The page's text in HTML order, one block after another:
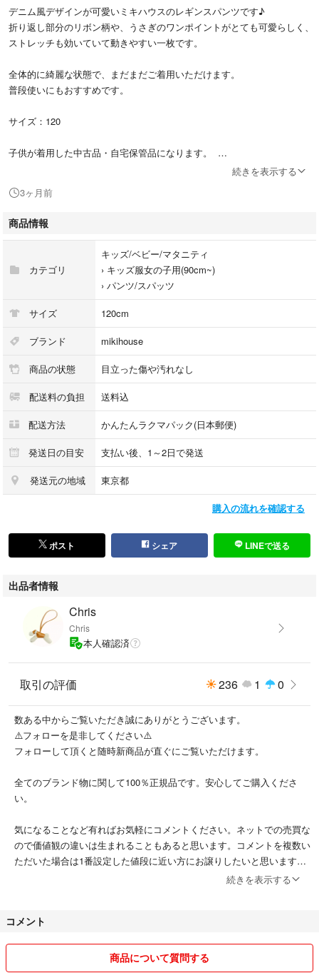
デニム風デザインが可愛いミキハウスのレギンスパンツです♪
折り返し部分のリボン柄や、うさぎのワンポイントがとても可愛らしく、
ストレッチも効いていて動きやすい一枚です。
全体的に綺麗な状態で、まだまだご着用いただけます。
普段使いにもおすすめです。
サイズ：120
子供が着用した中古品・自宅保管品になります。
素人検品のため、細かな見落とし等がある場合もございますので、ご理解
続きを表示する
3ヶ月前
商品情報
カテゴリ
キッズ/ベビー/マタニティ
› キッズ服女の子用(90cm~)
› パンツ/スパッツ
サイズ 120cm
ブランド mikihouse
商品の状態 目立った傷や汚れなし
配送料の負担 送料込
配送方法 かんたんラクマパック(日本郵便)
発送日の目安 支払い後、1～2日で発送
発送元の地域 東京都
購入の流れを確認する
ポスト シェア LINEで送る
出品者情報
Chris
Chris
本人確認済
取引の評価 236 1 0
数ある中からご覧いただき誠にありがとうございます。
⚠️フォローを是非してください⚠️
フォローして頂くと随時新商品が直ぐにご覧いただけます。
全てのブランド物に関して100％正規品です。安心してご購入くださ
い。
気になることなど有ればお気軽にコメントください。ネットでの売買な
ので価値観の違いは生まれることもあると思います。コメントを複数い
ただいた場合は1番設定した値段に近い方にお譲りしたいと思いますの
購入前に必ず確認お願い致します。
他のサイトへ挑戦中です。
続きを表示する
コメント
商品について質問する